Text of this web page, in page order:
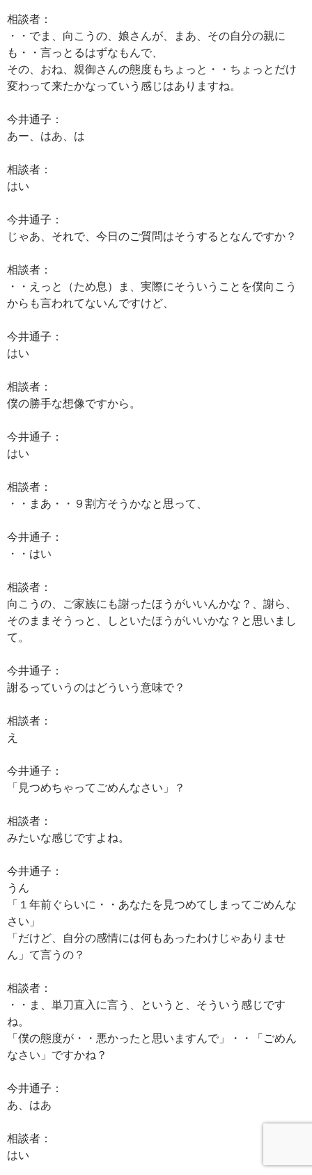
相談者：
・・でま、向こうの、娘さんが、まあ、その自分の親に
も・・言っとるはずなもんで、
その、おね、親御さんの態度もちょっと・・ちょっとだけ
変わって来たかなっていう感じはありますね。
今井通子：
あー、はあ、は
相談者：
はい
今井通子：
じゃあ、それで、今日のご質問はそうするとなんですか？
相談者：
・・えっと（ため息）ま、実際にそういうことを僕向こう
からも言われてないんですけど、
今井通子：
はい
相談者：
僕の勝手な想像ですから。
今井通子：
はい
相談者：
・・まあ・・９割方そうかなと思って、
今井通子：
・・はい
相談者：
向こうの、ご家族にも謝ったほうがいいんかな？、謝ら、
そのままそうっと、しといたほうがいいかな？と思いまし
て。
今井通子：
謝るっていうのはどういう意味で？
相談者：
え
今井通子：
「見つめちゃってごめんなさい」？
相談者：
みたいな感じですよね。
今井通子：
うん
「１年前ぐらいに・・あなたを見つめてしまってごめんな
さい」
「だけど、自分の感情には何もあったわけじゃありませ
ん」て言うの？
相談者：
・・ま、単刀直入に言う、というと、そういう感じです
ね。
「僕の態度が・・悪かったと思いますんで」・・「ごめん
なさい」ですかね？
今井通子：
あ、はあ
相談者：
はい